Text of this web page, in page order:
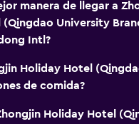
manera de llegar a
University
Intl?
Holiday Hotel
de comida?
Holiday Hotel